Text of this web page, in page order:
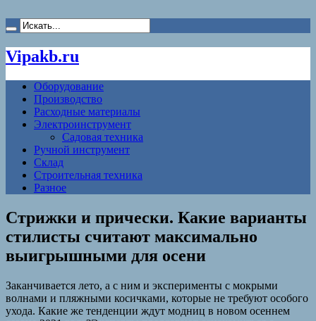
Vipakb.ru
Оборудование
Производство
Расходные материалы
Электроинструмент
Садовая техника
Ручной инструмент
Склад
Строительная техника
Разное
Стрижки и прически. Какие варианты
стилисты считают максимально
выигрышными для осени
Заканчивается лето, а с ним и эксперименты с мокрыми
волнами и пляжными косичками, которые не требуют особого
ухода. Какие же тенденции ждут модниц в новом осеннем